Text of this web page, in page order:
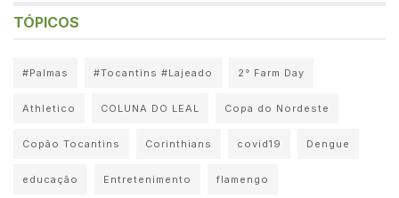
TÓPICOS
#Palmas #Tocantins #Lajeado 2° Farm Day
Athletico COLUNA DO LEAL Copa do Nordeste
Copão Tocantins Corinthians covid19 Dengue
educação Entretenimento flamengo